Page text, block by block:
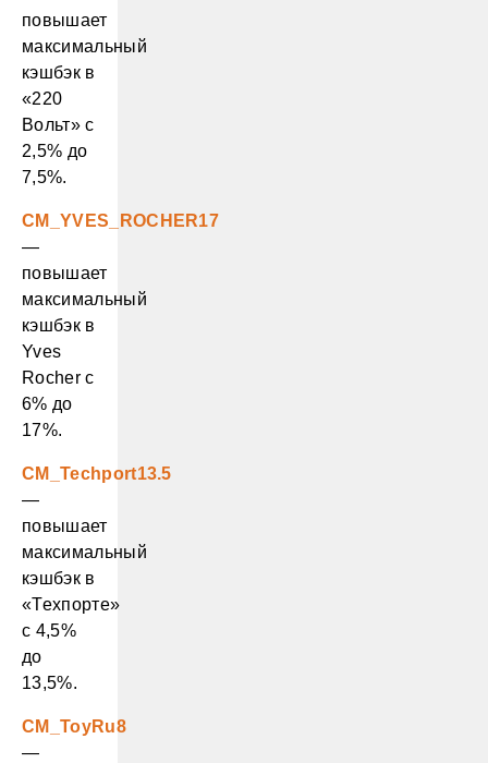
повышает
максимальный
кэшбэк в
«220
Вольт» с
2,5% до
7,5%.
CM_YVES_ROCHER17
—
повышает
максимальный
кэшбэк в
Yves
Rocher с
6% до
17%.
CM_Techport13.5
—
повышает
максимальный
кэшбэк в
«Техпорте»
с 4,5%
до
13,5%.
CM_ToyRu8
—